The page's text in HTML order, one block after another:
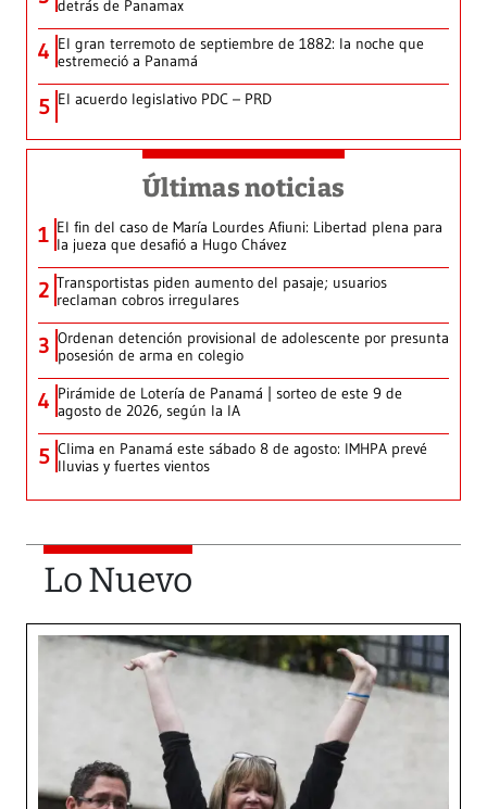
detrás de Panamax
4 El gran terremoto de septiembre de 1882: la noche que
estremeció a Panamá
5 El acuerdo legislativo PDC – PRD
Últimas noticias
1 El fin del caso de María Lourdes Afiuni: Libertad plena para
la jueza que desafió a Hugo Chávez
2 Transportistas piden aumento del pasaje; usuarios
reclaman cobros irregulares
3 Ordenan detención provisional de adolescente por presunta
posesión de arma en colegio
4 Pirámide de Lotería de Panamá | sorteo de este 9 de
agosto de 2026, según la IA
5 Clima en Panamá este sábado 8 de agosto: IMHPA prevé
lluvias y fuertes vientos
Lo Nuevo